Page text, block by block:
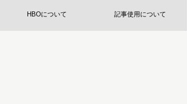
HBOについて 記事使用について